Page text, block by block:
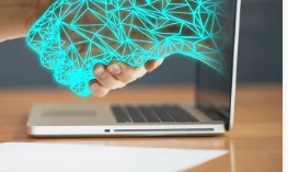
escolha, mas uma necessidade vital para
e ter oportunidades dinâmicas.